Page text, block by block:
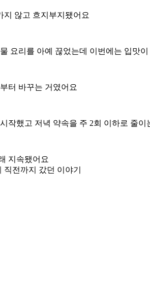
지 않고 흐지부지됐어요
요리를 아예 끊었는데 이번에는 입맛
터 바꾸는 거였어요
작했고 저녁 약속을 주 2회 이하로 줄이
지속됐어요